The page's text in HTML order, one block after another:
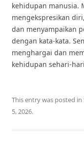
kehidupan manusia.
mengekspresikan
dan menyampaikan
dengan kata-kata.
menghargai dan
kehidupan sehari-
This entry was posted in
5, 2026.